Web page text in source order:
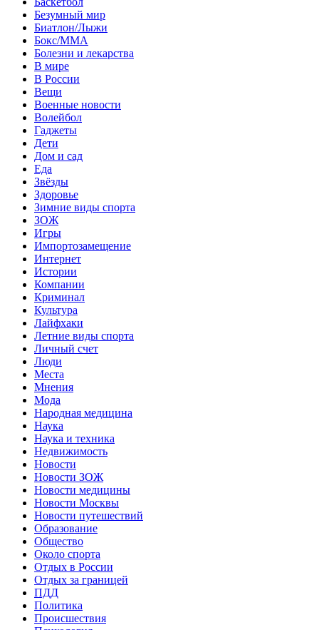
Безумный мир
Биатлон/Лыжи
Бокс/MMA
Болезни и лекарства
В мире
В России
Вещи
Военные новости
Волейбол
Гаджеты
Дети
Дом и сад
Еда
Звёзды
Здоровье
Зимние виды спорта
ЗОЖ
Игры
Импортозамещение
Интернет
Истории
Компании
Криминал
Культура
Лайфхаки
Летние виды спорта
Личный счет
Люди
Места
Мнения
Мода
Народная медицина
Наука
Наука и техника
Недвижимость
Новости
Новости ЗОЖ
Новости медицины
Новости Москвы
Новости путешествий
Образование
Общество
Около спорта
Отдых в России
Отдых за границей
ПДД
Политика
Происшествия